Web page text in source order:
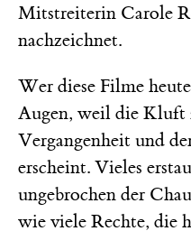
Mitstreiterin Carole
nachzeichnet.
Wer diese Filme
Augen, weil die Kluft
Vergangenheit und
erscheint. Vieles
ungebrochen der
wie viele Rechte, die